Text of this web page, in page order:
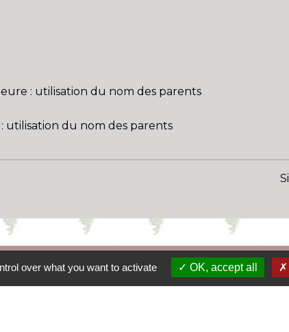
: utilisation du nom des parents
utilisation du nom des parents
over what you want to activate OK, accept all